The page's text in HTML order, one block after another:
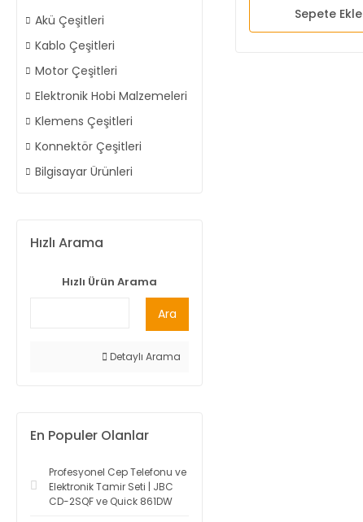
Akü Çeşitleri
Kablo Çeşitleri
Motor Çeşitleri
Elektronik Hobi Malzemeleri
Klemens Çeşitleri
Konnektör Çeşitleri
Bilgisayar Ürünleri
Hızlı Arama
Hızlı Ürün Arama
Ara
Detaylı Arama
En Populer Olanlar
Profesyonel Cep Telefonu ve
Elektronik Tamir Seti | JBC
CD-2SQF ve Quick 861DW
Sepete Ekle